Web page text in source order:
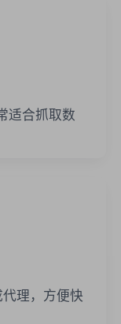
适合抓取数
理，方便快